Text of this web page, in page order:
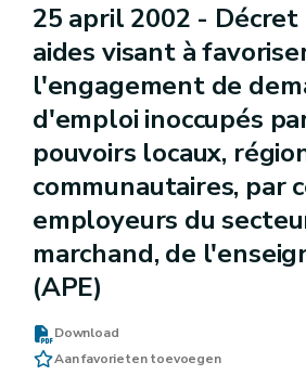
25 april 2002 -
aides visant à
l'engagement de
d'emploi inoccupés
pouvoirs locaux,
communautaires, par
employeurs du
marchand, de
(APE)
Download
Aan favorieten toevoegen